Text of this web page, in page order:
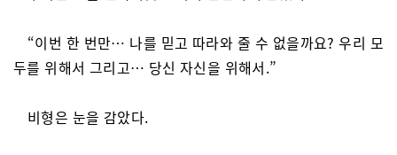
“이번 한 번만… 나를 믿고 따라와 줄 수 없을까요? 우리 모
두를 위해서 그리고… 당신 자신을 위해서.”
비형은 눈을 감았다.